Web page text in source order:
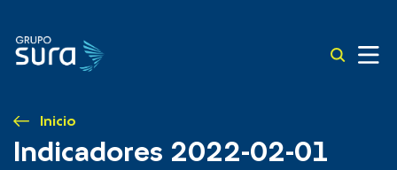
Inicio
Indicadores 2022-02-01